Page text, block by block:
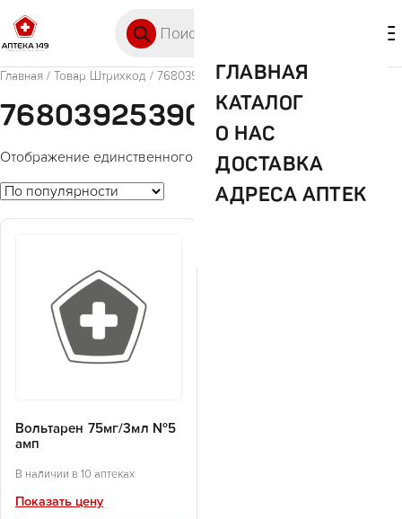
ГЛАВНАЯ
КАТАЛОГ
О НАС
ДОСТАВКА
АДРЕСА АПТЕК
Главная / Товар Штрихкод / 7680392539000
7680392539000
Отображение единственного товара
Вольтарен 75мг/3мл №5
амп
В наличии в 10 аптеках
Показать цену